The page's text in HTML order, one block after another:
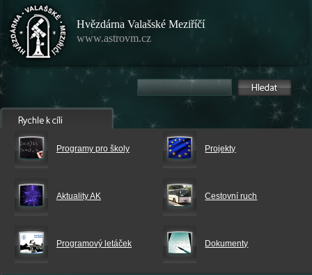
Hvězdárna Valašské Meziříčí
www.astrovm.cz
Programy pro školy Projekty
Aktuality AK Cestovní ruch
Programový letáček Dokumenty